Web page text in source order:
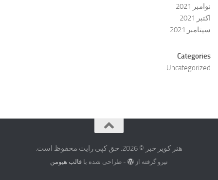
نوامبر 2021
اکتبر 2021
سپتامبر 2021
Categories
Uncategorized
هنر کویر خبر © 2026. حق کپی رایت محفوظ است.
نیرو گرفته از - طراحی شده باقالب هیومن